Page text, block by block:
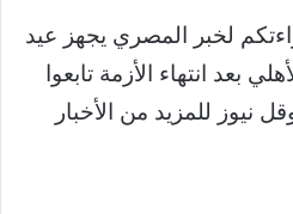
لخبر المصري يجهز عيد
بعد انتهاء الأزمة تابعوا